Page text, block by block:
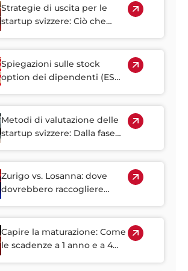
Strategie di uscita per le
startup svizzere: Ciò che
dovrebbero sapere su IPO,
acquisizioni e percorsi
alternativi
Spiegazioni sulle stock
option dei dipendenti (ESO):
Metodi di valutazione delle
startup svizzere: Dalla fase
Zurigo vs. Losanna: dove
dovrebbero raccogliere
tecnologiche svizzere?
Capire la maturazione: Come
le scadenze a 1 anno e a 4